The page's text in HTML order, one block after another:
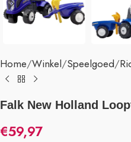
Home Winkel Speelgoed
Falk New Holland
€59,97